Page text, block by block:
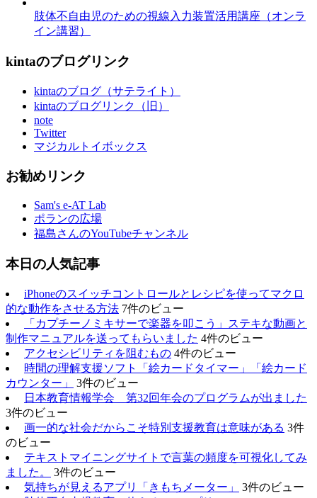
肢体不自由児のための視線入力装置活用講座（オンラ
イン講習）
kintaのブログリンク
kintaのブログ（サテライト）
kintaのブログリンク（旧）
note
Twitter
マジカルトイボックス
お勧めリンク
Sam's e-AT Lab
ポランの広場
福島さんのYouTubeチャンネル
本日の人気記事
iPhoneのスイッチコントロールとレシピを使ってマクロ
的な動作をさせる方法 7件のビュー
「カプチーノミキサーで楽器を叩こう」ステキな動画と
制作マニュアルを送ってもらいました 4件のビュー
アクセシビリティを阻むもの 4件のビュー
時間の理解支援ソフト「絵カードタイマー」「絵カード
カウンター」
3件のビュー
日本教育情報学会 第32回年会のプログラムが出ました
3件のビュー
画一的な社会だからこそ特別支援教育は意味がある 3件
のビュー
テキストマイニングサイトで言葉の頻度を可視化してみ
ました。
3件のビュー
気持ちが見えるアプリ「きもちメーター」
3件のビュー